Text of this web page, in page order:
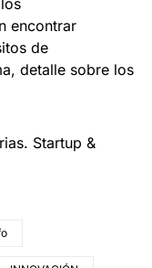
encontrar
de
detalle sobre los
Startup &